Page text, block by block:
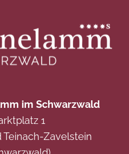
im Schwarzwald
1
Teinach-Zavelstein